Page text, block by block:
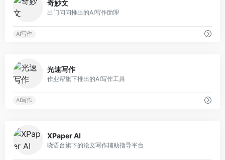
奇妙文
出门问问推出的AI写作助理
AI写作
光速写作
作业帮旗下推出的AI写作工具
AI写作
XPaper AI
晓语台旗下的论文写作辅助指导平台